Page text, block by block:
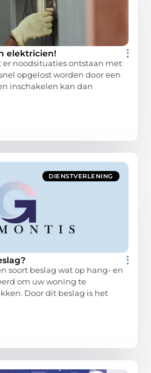
elektricien!
er noodsituaties ontstaan met
opgelost worden door een
inschakelen kan dan
DIENSTVERLENING
soort beslag wat op hang- en
om uw woning te
Door dit beslag is het